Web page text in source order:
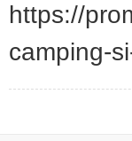
https://
camping-